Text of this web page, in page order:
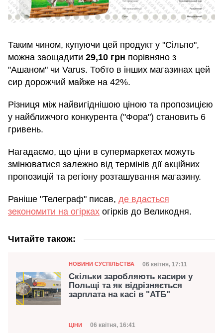
Таким чином, купуючи цей продукт у "Сільпо",
можна заощадити 29,10 грн порівняно з
"Ашаном" чи Varus. Тобто в інших магазинах цей
сир дорожчий майже на 42%.
Різниця між найвигіднішою ціною та пропозицією
у найближчого конкурента ("Фора") становить 6
гривень.
Нагадаємо, що ціни в супермаркетах можуть
змінюватися залежно від термінів дії акційних
пропозицій та регіону розташування магазину.
Раніше "Телеграф" писав, де вдасться
зекономити на огірках огірків до Великодня.
Читайте також:
Категорія
НОВИНИ СУСПІЛЬСТВА Дата публікації
06 квітня, 17:11
Скільки заробляють касири у
Польщі та як відрізняється
зарплата на касі в "АТБ"
Категорія
ЦІНИ Дата публікації
06 квітня, 16:41